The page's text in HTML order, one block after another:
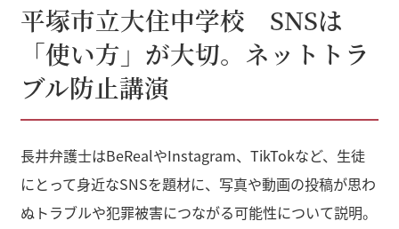
平塚市立大住中学校 SNSは
「使い方」が大切。ネットトラ
ブル防止講演
長井弁護士はBeRealやInstagram、TikTokなど、生徒
にとって身近なSNSを題材に、写真や動画の投稿が思わ
ぬトラブルや犯罪被害につながる可能性について説明。